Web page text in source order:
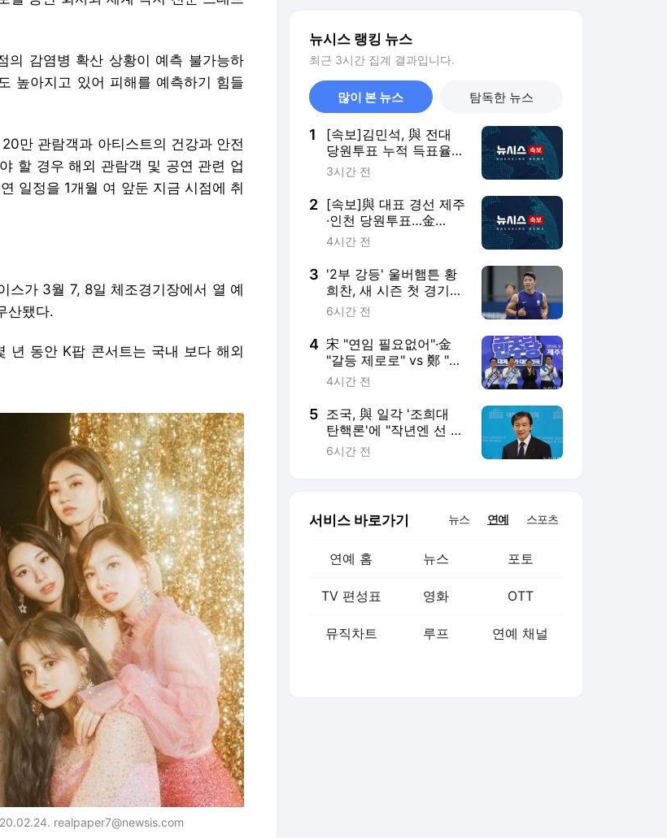
의 감염병 확산 상황이 예측 불가능하
높아지고 있어 피해를 예측하기 힘들
만 관람객과 아티스트의 건강과 안전
할 경우 해외 관람객 및 공연 관련 업
일정을 1개월 여 앞둔 지금 시점에 취
스가 3월 7, 8일 체조경기장에서 열 예
산됐다.
년 동안 K팝 콘서트는 국내 보다 해외
realpaper7@newsis.com
뉴시스 랭킹 뉴스
최근 3시간 집계 결과입니다.
많이 본 뉴스 탐독한 뉴스
1
[속보]김민석, 與 전대
당원투표 누적 득표율
45.42%로 1위… 정청래
3시간 전
2 [속보]與 대표 경선 제주
·인천 당원투표…金
47.75%·鄭 42.08%·宋
4시간 전
3 '2부 강등' 울버햄튼 황
희찬, 새 시즌 첫 경기서
명단 제외
6시간 전
4 宋 "연임 필요없어"·金
"갈등 제로로" vs 鄭 "진
흙탕 사과해야"(종합)
4시간 전
5 조국, 與 일각 '조희대
탄핵론'에 "작년엔 선 긋
더니…할말하않"
6시간 전
서비스 바로가기 뉴스 연예 스포츠
연예 홈 뉴스 포토
TV 편성표 영화 OTT
뮤직차트 루프 연예 채널